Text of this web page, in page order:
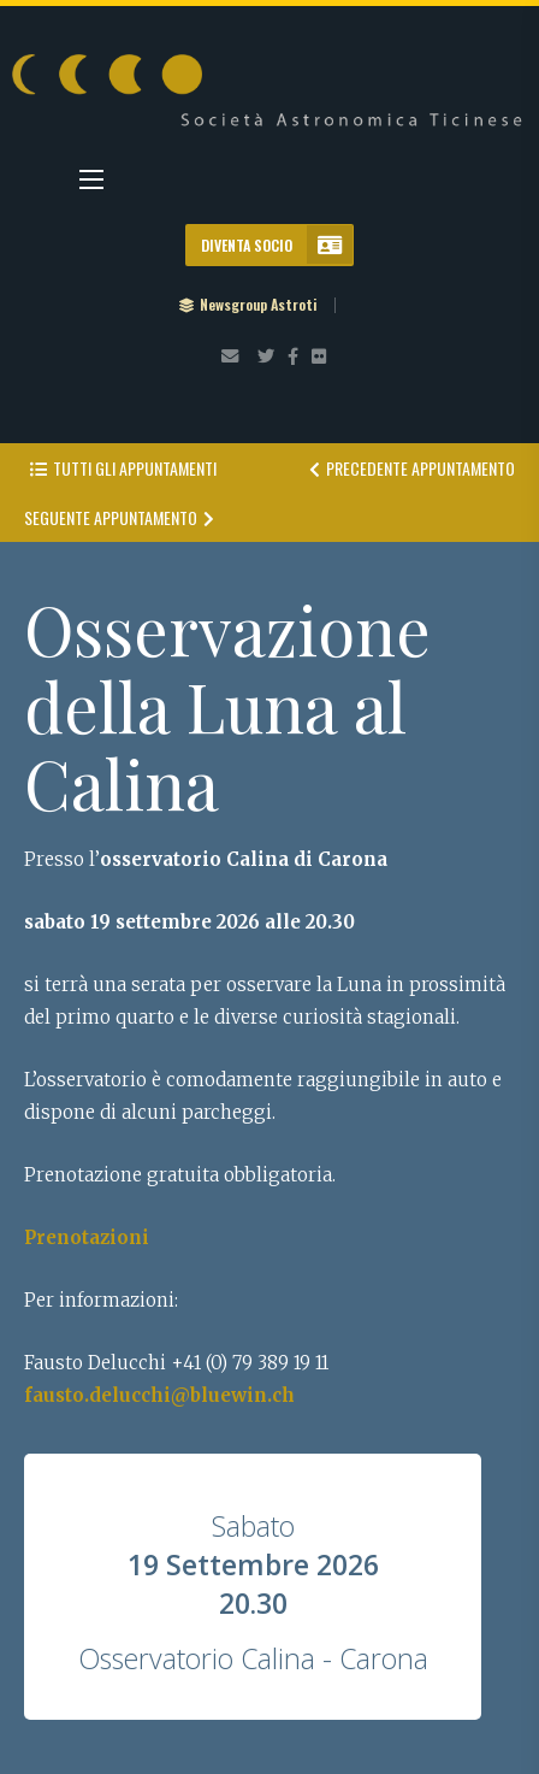
DIVENTA SOCIO
Newsgroup Astroti
TUTTI GLI APPUNTAMENTI
PRECEDENTE APPUNTAMENTO
SEGUENTE APPUNTAMENTO
Osservazione
della Luna al
Calina
Presso l’osservatorio Calina di Carona
sabato 19 settembre 2026 alle 20.30
si terrà una serata per osservare la Luna in prossimità
del primo quarto e le diverse curiosità stagionali.
L’osservatorio è comodamente raggiungibile in auto e
dispone di alcuni parcheggi.
Prenotazione gratuita obbligatoria.
Prenotazioni
Per informazioni:
Fausto Delucchi +41 (0) 79 389 19 11
fausto.delucchi@bluewin.ch
Sabato
19 Settembre 2026
20.30
Osservatorio Calina - Carona